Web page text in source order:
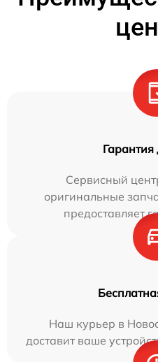
Гарантия
Сервисный
оригинальные
предоставляет
Наш курьер в
доставит ваше